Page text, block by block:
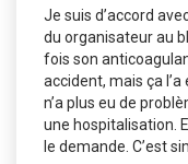
Je suis d’accord
du organisateur au
fois son
accident, mais ça
n’a plus eu de
une hospitalisation.
le demande. C’est